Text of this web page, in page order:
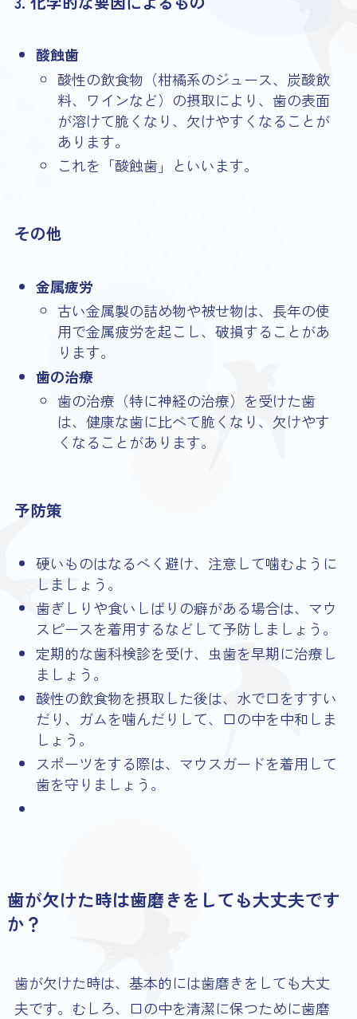
酸蝕歯
酸性の飲食物（柑橘系のジュース、炭酸飲
料、ワインなど）の摂取により、歯の表面
が溶けて脆くなり、欠けやすくなることが
あります。
これを「酸蝕歯」といいます。
その他
金属疲労
古い金属製の詰め物や被せ物は、長年の使
用で金属疲労を起こし、破損することがあ
ります。
歯の治療
歯の治療（特に神経の治療）を受けた歯
は、健康な歯に比べて脆くなり、欠けやす
くなることがあります。
予防策
硬いものはなるべく避け、注意して噛むように
しましょう。
歯ぎしりや食いしばりの癖がある場合は、マウ
スピースを着用するなどして予防しましょう。
定期的な歯科検診を受け、虫歯を早期に治療し
ましょう。
酸性の飲食物を摂取した後は、水で口をすすい
だり、ガムを噛んだりして、口の中を中和しま
しょう。
スポーツをする際は、マウスガードを着用して
歯を守りましょう。
歯が欠けた時は歯磨きをしても大丈夫です
か？
歯が欠けた時は、基本的には歯磨きをしても大丈
夫です。むしろ、口の中を清潔に保つために歯磨